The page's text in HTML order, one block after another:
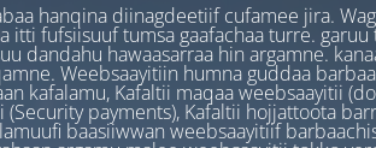
hanqina diinagdeetiif cufamee jira.
itti fufsiisuuf tumsa gaafachaa turre. garuu
dandahu hawaasarraa hin argamne.
Weebsaayitiin humna guddaa
kafalamu, Kafaltii maqaa weebsaayitii
(Security payments), Kafaltii hojjattoota
baasiiwwan weebsaayitiif